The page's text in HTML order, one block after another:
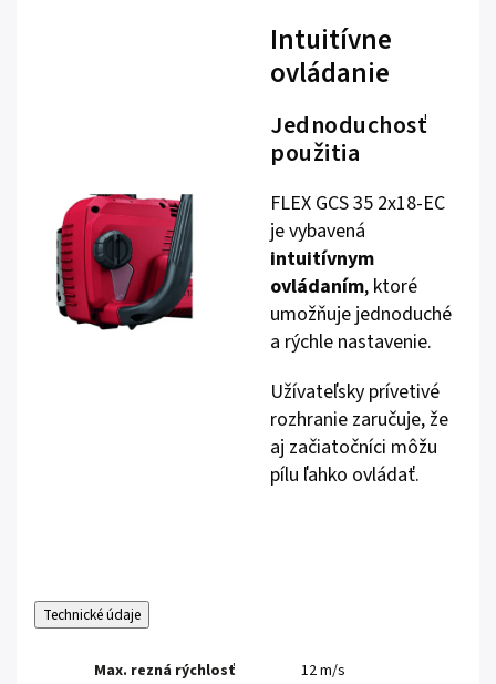
Intuitívne
ovládanie
Jednoduchosť
použitia
FLEX GCS 35 2x18-EC
je vybavená
intuitívnym
ovládaním, ktoré
umožňuje jednoduché
a rýchle nastavenie.
Užívateľsky prívetivé
rozhranie zaručuje, že
aj začiatočníci môžu
pílu ľahko ovládať.
Technické údaje
Max. rezná rýchlosť
12 m/s